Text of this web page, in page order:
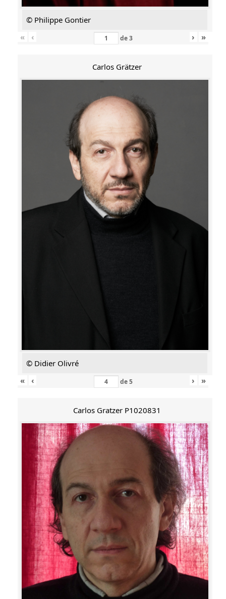
© Philippe Gontier
«
‹ de3 › »
Carlos Grätzer
© Didier Olivré
«
‹ de5 › »
Carlos Gratzer P1020831